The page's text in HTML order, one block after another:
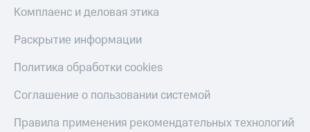
Комплаенс и деловая этика
Раскрытие информации
Политика обработки cookies
Соглашение о пользовании системой
Правила применения рекомендательных технологий